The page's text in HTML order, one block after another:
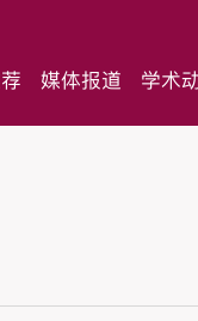
媒体报道 学术